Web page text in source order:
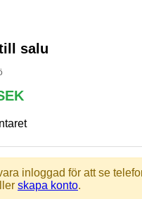
salu
inloggad för att se
skapa konto.